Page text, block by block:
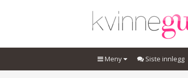
Meny Siste innlegg